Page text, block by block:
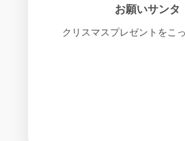
お願いサンタ
クリスマスプレゼントをこ